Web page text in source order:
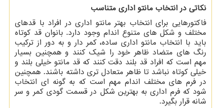
نکاتی در انتخاب مانتو اداری متناسب
فاکتورهایی برای انتخاب بهتر مانتو اداری در افراد با قدهای
مختلف و شکل های متنوع اندام وجود دارد. بانوان قد کوتاه
باید با انتخاب مانتو اداری ساده، کمر دار و به دور از ترکیب
رنگ های متضاد ظاهر خود را شیک کنند و همچنین بسیار
مهم است که افراد قد بلند دقت کنند که قد مانتو خیلی بلند و
خیلی کوتاه نباشد تا ظاهر متعادل تری داشته باشند. همچنین
در فرم های مختلف اندام مهم است که به گونه ای انتخاب
شود که فرم اداری به بهترین شکل در قسمت گودی کمر و سر
شانه قرار بگیرد.